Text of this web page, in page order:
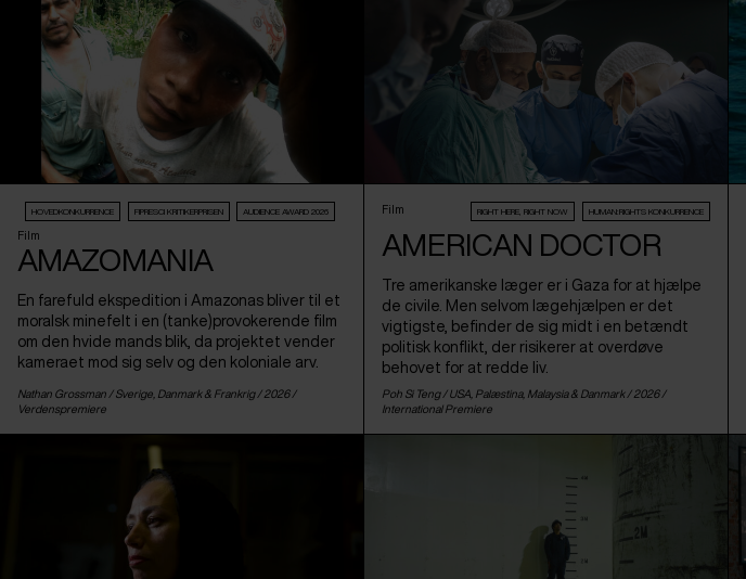
Film
HOVEDKONKURRENCE FIPRESCI KRITIKERPRISEN AUDIENCE AWARD 2026
AMAZOMANIA
En farefuld ekspedition i Amazonas bliver til et
moralsk minefelt i en (tanke)provokerende film
om den hvide mands blik, da projektet vender
kameraet mod sig selv og den koloniale arv.
Nathan Grossman / Sverige Danmark& Frankrig/ 2026 /
Verdenspremiere
Film RIGHT HERE, RIGHT NOW HUMAN:RIGHTS KONKURRENCE
AMERICAN DOCTOR
Tre amerikanske læger er i Gaza for at hjælpe
de civile. Men selvom lægehjælpen er det
vigtigste, befinder de sig midt i en betændt
politisk konflikt, der risikerer at overdøve
behovet for at redde liv.
Poh Si Teng / USA Palæstina, Malaysia& Danmark/ 2026 /
International Premiere